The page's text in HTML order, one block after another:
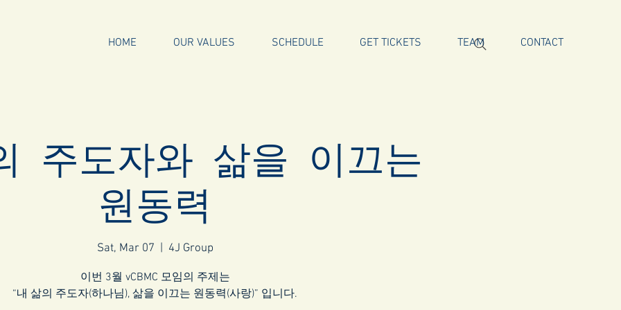
HOME OUR VALUES SCHEDULE GET TICKETS TEAM CONTACT
주도자와 삶을 이끄는
원동력
Sat, Mar 07
  |
4J Group
이번 3월 vCBMC 모임의 주제는
“내 삶의 주도자(하나님), 삶을 이끄는 원동력(사랑)” 입니다.